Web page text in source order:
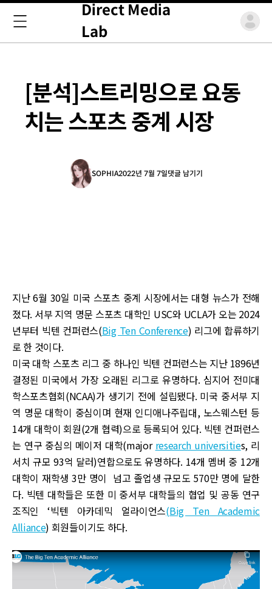
Direct Media
Lab
[분석]스트리밍으로 요동
치는 스포츠 중계 시장
SOPHIA2022년 7월 7일댓글 남기기
지난 6월 30일 미국 스포츠 중계 시장에서는 대형 뉴스가 전해
졌다. 서부 지역 명문 스포츠 대학인 USC와 UCLA가 오는 2024
년부터 빅텐 컨퍼런스(Big Ten Conference) 리그에 합류하기
로 한 것이다.
미국 대학 스포츠 리그 중 하나인 빅텐 컨퍼런스는 지난 1896년
결정된 미국에서 가장 오래된 리그로 유명하다. 심지어 전미대
학스포츠협회(NCAA)가 생기기 전에 설립됐다. 미국 중서부 지
역 명문 대학이 중심이며 현재 인디애나주립대, 노스웨스턴 등
14개 대학이 회원(2개 협력)으로 등록되어 있다. 빅텐 컨퍼런스
는 연구 중심의 메이저 대학(major research universities, 리
서치 규모 93억 달러)연합으로도 유명하다. 14개 멤버 중 12개
대학이 재학생 3만 명이 넘고 졸업생 규모도 570만 명에 달한
다. 빅텐 대학들은 또한 미 중서부 대학들의 협업 및 공동 연구
조직인 ‘빅텐 아카데믹 얼라이언스(Big Ten Academic
Alliance) 회원들이기도 하다.